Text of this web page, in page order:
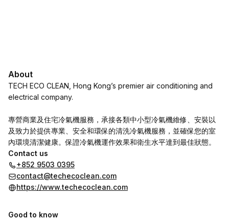
About
TECH ECO CLEAN, Hong Kong’s premier air conditioning and
electrical company.
專營商業及住宅冷氣機服務，承接各類中小型冷氣機維修、安裝以
及致力於提供專業、安全和環保的清洗冷氣機服務，並確保您的室
內環境清潔健康。保證冷氣機運作效果和衛生水平達到最佳狀態。
Contact us
+852 9503 0395
contact@techecoclean.com
https://www.techecoclean.com
Good to know